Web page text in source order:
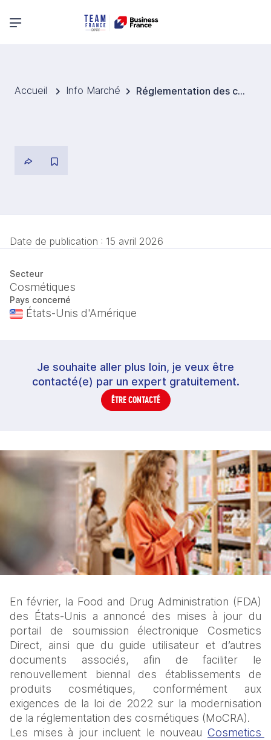
Menu principal
Accueil Info Marché Réglementation des cosmétiques
Date de publication : 15 avril 2026
Secteur
Cosmétiques
Pays concerné
États-Unis d'Amérique
Je souhaite aller plus loin, je veux être
contacté(e) par un expert gratuitement.
ÊTRE CONTACTÉ
En février, la Food and Drug Administration (FDA)
des États-Unis a annoncé des mises à jour du
portail de soumission électronique Cosmetics
Direct, ainsi que du guide utilisateur et d’autres
documents associés, afin de faciliter le
renouvellement biennal des établissements de
produits cosmétiques, conformément aux
exigences de la loi de 2022 sur la modernisation
de la réglementation des cosmétiques (MoCRA).
Les mises à jour incluent le nouveau Cosmetics